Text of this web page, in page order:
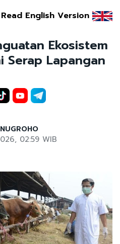
Read English Version
Ekosistem
Serap Lapangan
02:59 WIB